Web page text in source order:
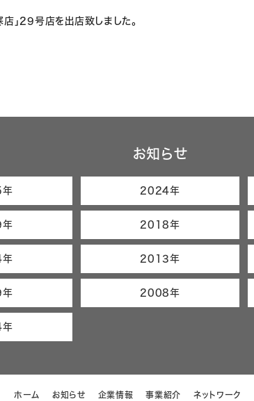
」29号店を出店致しました。
お知らせ
2024年
2018年
2013年
2008年
ホーム お知らせ 企業情報 事業紹介 ネットワーク